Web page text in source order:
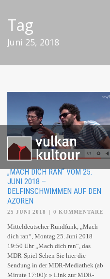
Tag
Juni 25, 2018
„MACH DICH RAN“ VOM 25.
JUNI 2018 –
DELFINSCHWIMMEN AUF DEN
AZOREN
25 JUNI 2018 | 0 KOMMENTARE
Mitteldeutscher Rundfunk, „Mach
dich ran“, Montag 25. Juni 2018
19:50 Uhr „Mach dich ran“, das
MDR-Spiel Sehen Sie hier die
Sendung in der MDR-Mediathek (ab
Minute 17:00): » Link zur MDR-